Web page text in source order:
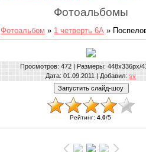
Фотоальбомы
Фотоальбом » 1 четверть 6А »
Просмотров: 472 | Размеры: 448x336px/
Дата: 01.09.2011 | Добавил:sv
Рейтинг:4.0/5